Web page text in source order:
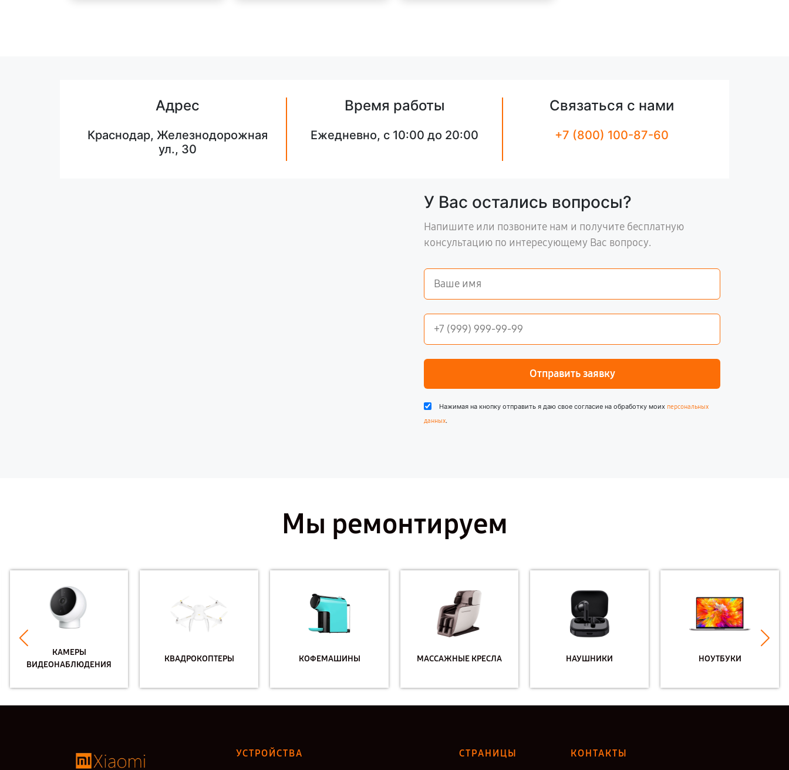
Адрес
Краснодар, Железнодорожная
ул., 30
Время работы
Ежедневно, с 10:00 до 20:00
Связаться с нами
+7 (800) 100-87-60
У Вас остались вопросы?
Напишите или позвоните нам и получите бесплатную
консультацию по интересующему Вас вопросу.
Отправить заявку
Нажимая на кнопку отправить я даю свое согласие на обработку моих персональных
данных.
Мы ремонтируем
КАМЕРЫ
ВИДЕОНАБЛЮДЕНИЯ
КВАДРОКОПТЕРЫ КОФЕМАШИНЫ МАССАЖНЫЕ КРЕСЛА НАУШНИКИ НОУТБУКИ
УСТРОЙСТВА СТРАНИЦЫ КОНТАКТЫ